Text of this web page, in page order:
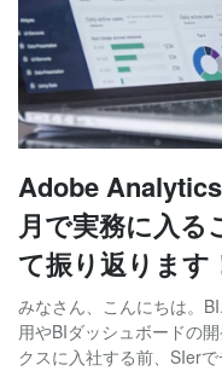
Adobe
月で実務に入
て振り返ります
みなさん、こんにちは。
用やBIダッシュボードの
クスに入社する前、SIer